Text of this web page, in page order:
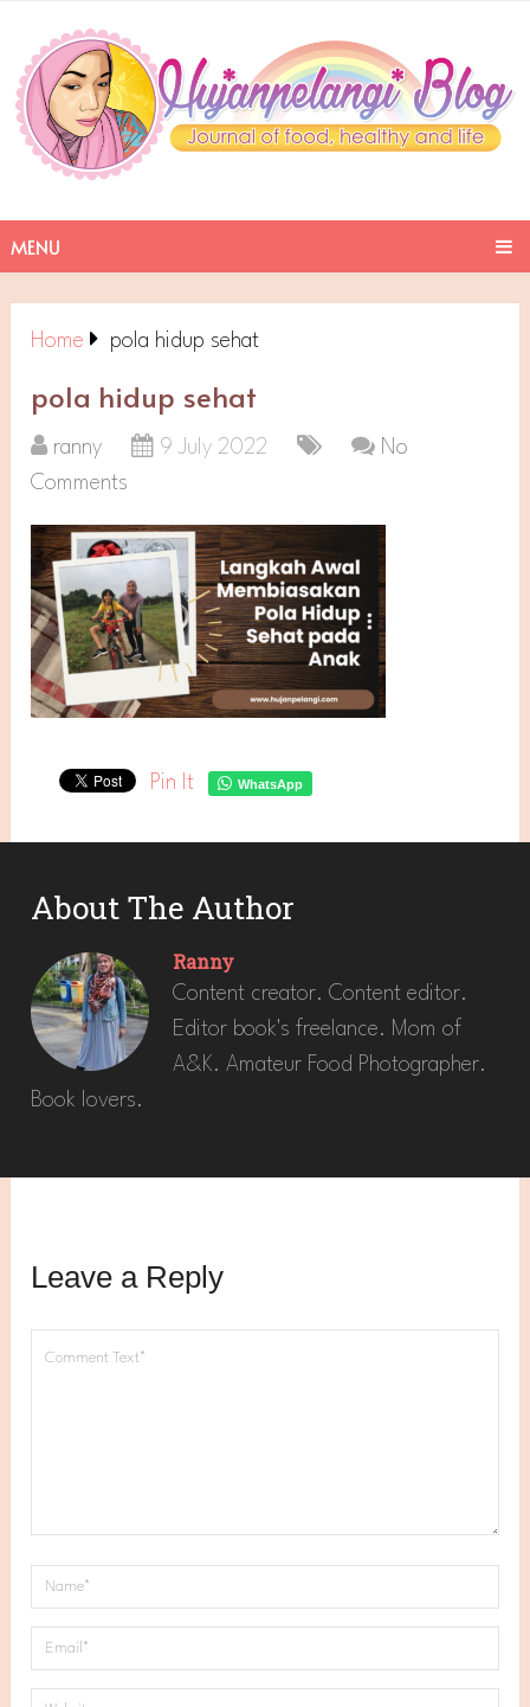
MENU
Home pola hidup sehat
pola hidup sehat
ranny 9 July 2022
No
Comments
Pin It WhatsApp
About The Author
Ranny
Content creator. Content editor.
Editor book's freelance. Mom of
A&K. Amateur Food Photographer.
Book lovers.
Leave a Reply